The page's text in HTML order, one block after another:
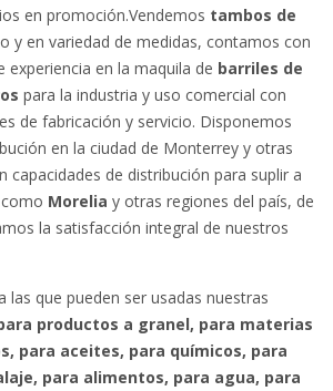
en promoción.Vendemos tambos de
y en variedad de medidas, contamos con
experiencia en la maquila de barriles de
para la industria y uso comercial con
de fabricación y servicio. Disponemos
en la ciudad de Monterrey y otras
capacidades de distribución para suplir a
Morelia y otras regiones del país, de
la satisfacción integral de nuestros
las que pueden ser usadas nuestras
productos a granel, para materias
para aceites, para químicos, para
para alimentos, para agua, para